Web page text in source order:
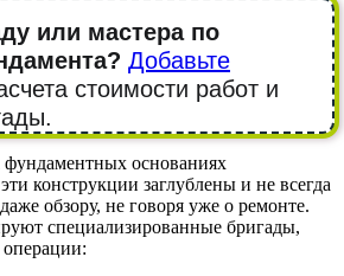
или мастера по
Добавьте
стоимости работ и
основаниях
конструкции заглублены и не всегда
обзору, не говоря уже о ремонте.
специализированные бригады,